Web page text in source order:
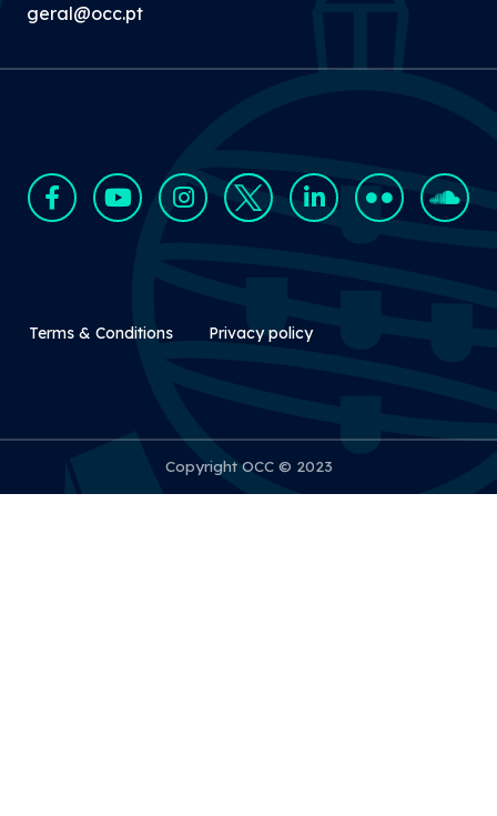
geral@occ.pt
Rodapé Secundário
Terms & Conditions Privacy policy
Copyright OCC © 2023